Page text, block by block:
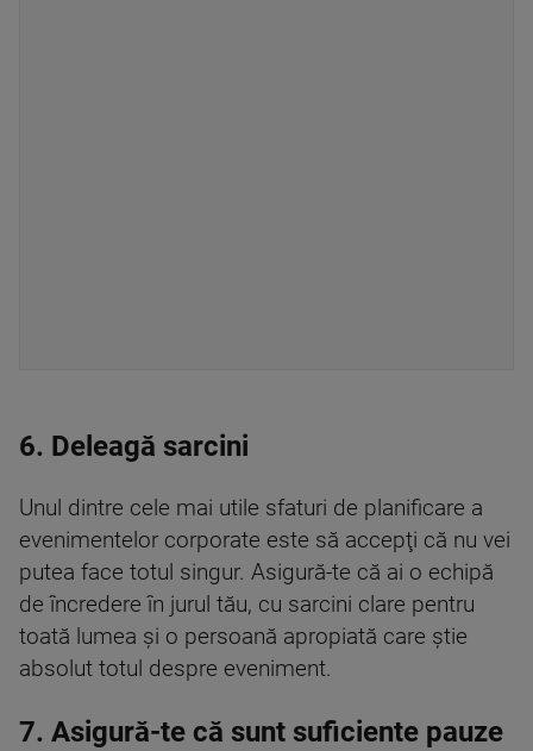
6. Deleagă sarcini
Unul dintre cele mai utile sfaturi de planificare a
evenimentelor corporate este să accepţi că nu vei
putea face totul singur. Asigură-te că ai o echipă
de încredere în jurul tău, cu sarcini clare pentru
toată lumea şi o persoană apropiată care ştie
absolut totul despre eveniment.
7. Asigură-te că sunt suficiente pauze